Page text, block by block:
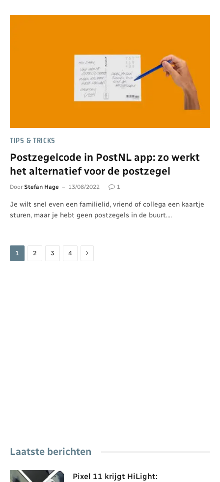
TIPS & TRICKS
Postzegelcode in PostNL app: zo werkt
het alternatief voor de postzegel
Door Stefan Hage 13/08/2022 1
Je wilt snel even een familielid, vriend of collega een kaartje
sturen, maar je hebt geen postzegels in de buurt.…
1 2 3 4 Volgende
Laatste berichten
Pixel 11 krijgt HiLight: